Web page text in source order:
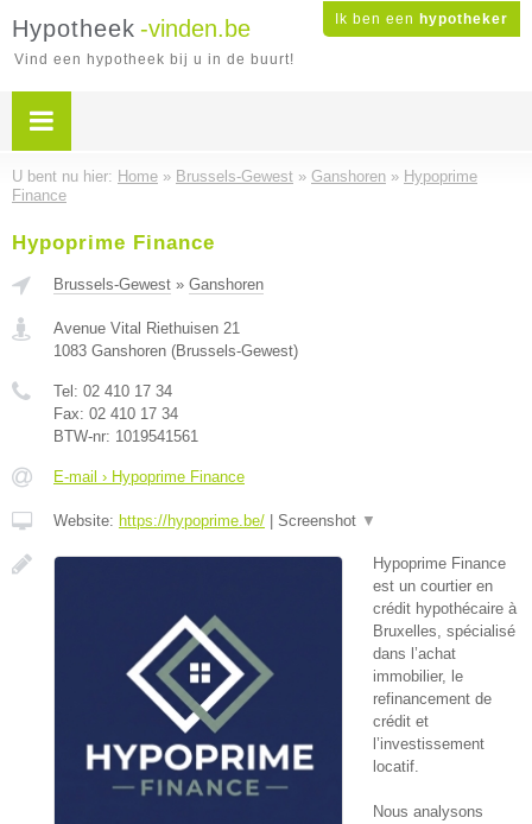
Ik ben een hypotheker
Hypotheek -vinden.be
Vind een hypotheek bij u in de buurt!
U bent nu hier: Home » Brussels-Gewest » Ganshoren » Hypoprime
Finance
Hypoprime Finance
Brussels-Gewest » Ganshoren
Avenue Vital Riethuisen 21
1083 Ganshoren (Brussels-Gewest)
Tel: 02 410 17 34
Fax: 02 410 17 34
BTW-nr: 1019541561
E-mail › Hypoprime Finance
Website: https://hypoprime.be/ Screenshot ▼
Hypoprime Finance
est un courtier en
crédit hypothécaire à
Bruxelles, spécialisé
dans l’achat
immobilier, le
refinancement de
crédit et
l’investissement
locatif.
Nous analysons